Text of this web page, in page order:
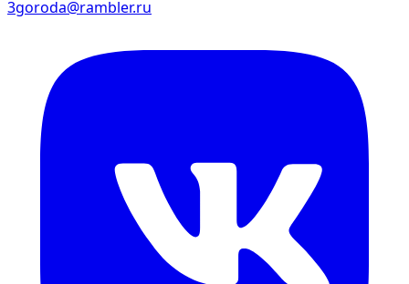
3goroda@rambler.ru